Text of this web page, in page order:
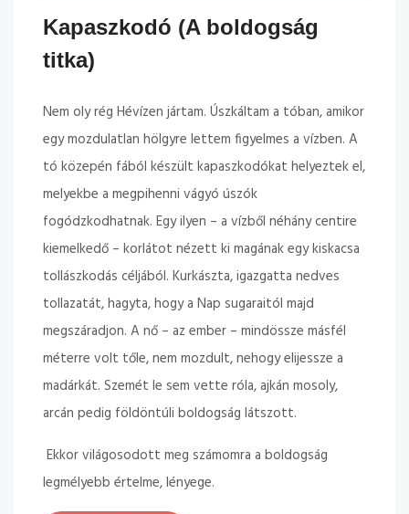
Kapaszkodó (A boldogság
titka)
Nem oly rég Hévízen jártam. Úszkáltam a tóban, amikor
egy mozdulatlan hölgyre lettem figyelmes a vízben. A
tó közepén fából készült kapaszkodókat helyeztek el,
melyekbe a megpihenni vágyó úszók
fogódzkodhatnak. Egy ilyen – a vízből néhány centire
kiemelkedő – korlátot nézett ki magának egy kiskacsa
tollászkodás céljából. Kurkászta, igazgatta nedves
tollazatát, hagyta, hogy a Nap sugaraitól majd
megszáradjon. A nő – az ember – mindössze másfél
méterre volt tőle, nem mozdult, nehogy elijessze a
madárkát. Szemét le sem vette róla, ajkán mosoly,
arcán pedig földöntúli boldogság látszott.
Ekkor világosodott meg számomra a boldogság
legmélyebb értelme, lényege.